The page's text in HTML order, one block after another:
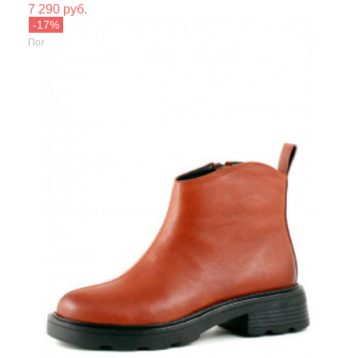
7 290 руб.
Shoiberg
Полусапожки